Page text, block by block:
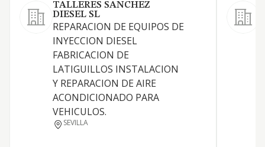
TALLERES SANCHEZ
DIESEL SL
REPARACION DE EQUIPOS DE
INYECCION DIESEL
FABRICACION DE
LATIGUILLOS INSTALACION
Y REPARACION DE AIRE
ACONDICIONADO PARA
VEHICULOS.
SEVILLA